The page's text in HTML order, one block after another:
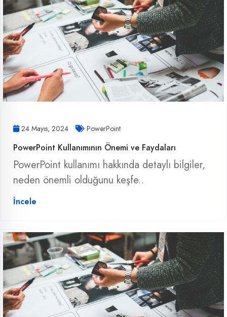
24 Mayıs, 2024 PowerPoint
PowerPoint Kullanımının Önemi ve Faydaları
PowerPoint kullanımı hakkında detaylı bilgiler,
neden önemli olduğunu keşfe..
İncele